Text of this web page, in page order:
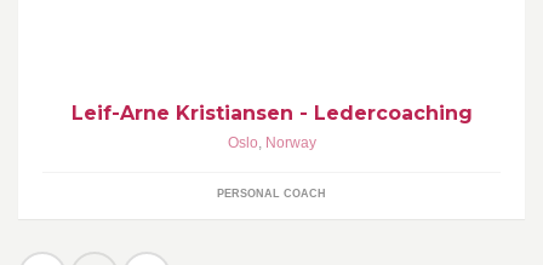
Leif-Arne Kristiansen - Ledercoaching
Oslo, Norway
PERSONAL COACH